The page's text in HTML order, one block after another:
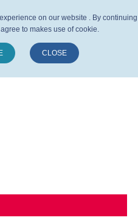
on our website . By continuing
to makes use of cookie.
CLOSE